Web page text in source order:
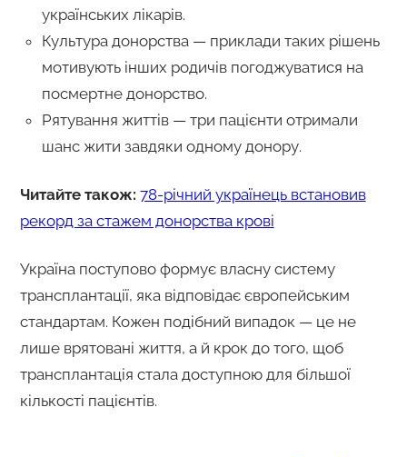
українських лікарів.
Культура донорства — приклади таких рішень
мотивують інших родичів погоджуватися на
посмертне донорство.
Рятування життів — три пацієнти отримали
шанс жити завдяки одному донору.
Читайте також: 78-річний українець встановив
рекорд за стажем донорства крові
Україна поступово формує власну систему
трансплантації, яка відповідає європейським
стандартам. Кожен подібний випадок — це не
лише врятовані життя, а й крок до того, щоб
трансплантація стала доступною для більшої
кількості пацієнтів.